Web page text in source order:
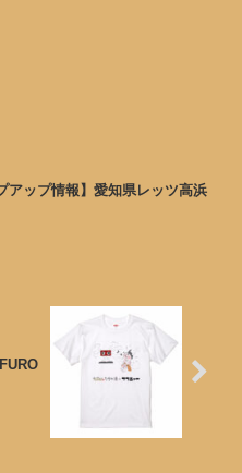
アップ情報】愛知県レッツ高浜